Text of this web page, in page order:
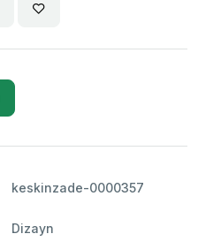
keskinzade-0000357
Dizayn